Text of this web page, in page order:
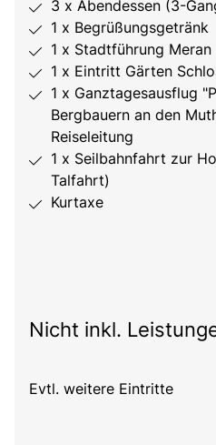
3 x Abendessen (3-
1 x Begrüßungsgetränk
1 x Stadtführung Meran
1 x Eintritt Gärten
1 x Ganztagesausflug
Bergbauern an den
Reiseleitung
1 x Seilbahnfahrt zur
Talfahrt)
Kurtaxe
Nicht inkl.
Evtl. weitere Eintritte